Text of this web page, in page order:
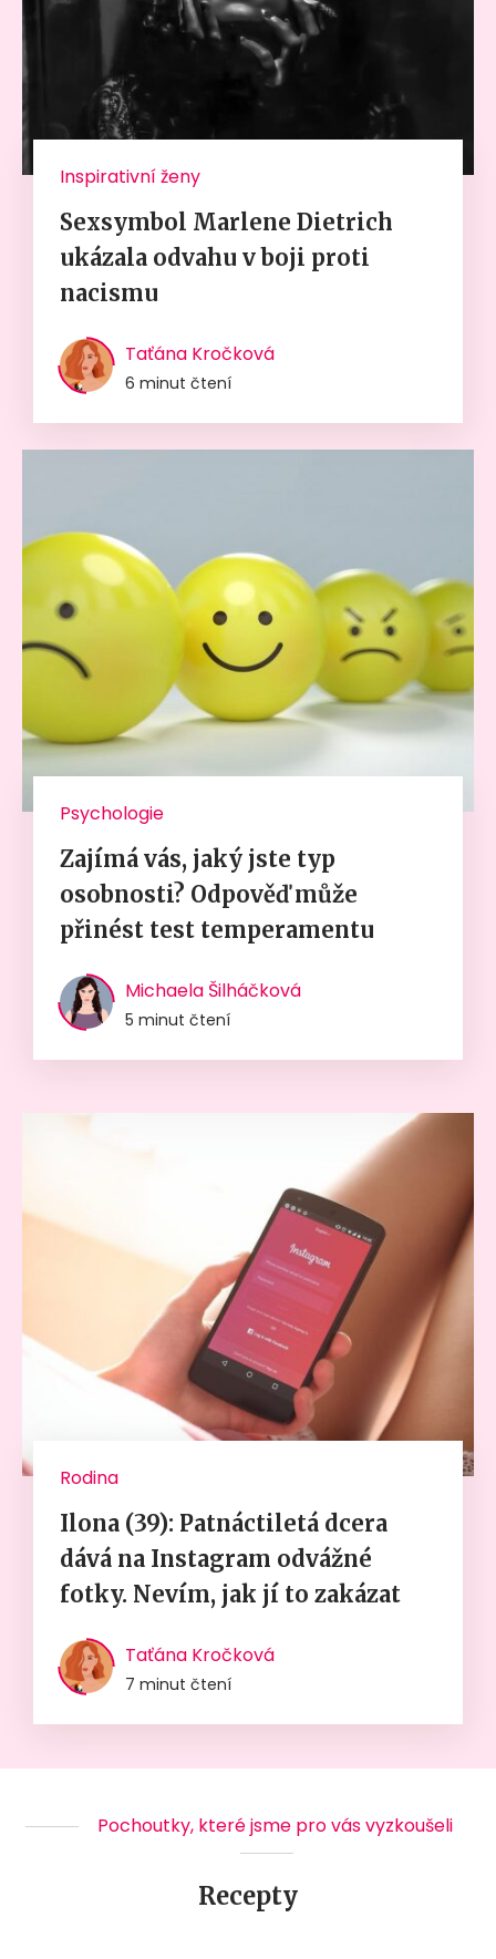
Inspirativní ženy
Sexsymbol Marlene Dietrich
ukázala odvahu v boji proti
nacismu
Taťána Kročková
6 minut čtení
Psychologie
Zajímá vás, jaký jste typ
osobnosti? Odpověď může
přinést test temperamentu
Michaela Šilháčková
5 minut čtení
Rodina
Ilona (39): Patnáctiletá dcera
dává na Instagram odvážné
fotky. Nevím, jak jí to zakázat
Taťána Kročková
7 minut čtení
Pochoutky, které jsme pro vás vyzkoušeli
Recepty